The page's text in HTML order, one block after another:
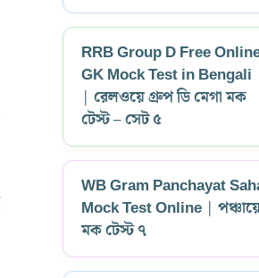
RRB Group D Free
GK Mock Test in Bengali
| রেলওয়ে গ্রুপ ডি মেগা মক
টেস্ট – সেট ৫
WB Gram Panchayat
Mock Test Online |
মক টেস্ট ৭